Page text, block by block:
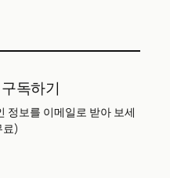
독하기
정보를 이메일로 받아 보세
료)